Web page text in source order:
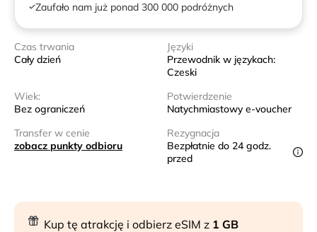
Zaufało nam już ponad 300 000 podróżnych
Czas trwania
Cały dzień
Języki
Przewodnik w językach:
Czeski
Wiek:
Bez ograniczeń
Potwierdzenie
Natychmiastowy e-voucher
Transfer w cenie
zobacz punkty odbioru
Rezygnacja
Bezpłatnie do 24 godz.
przed
Kup tę atrakcję i odbierz eSIM z 1 GB